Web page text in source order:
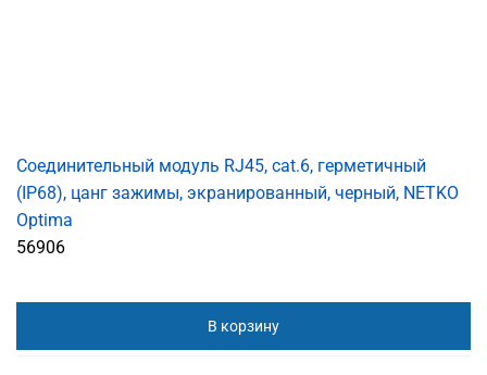
Соединительный модуль RJ45, cat.6, герметичный
(IP68), цанг зажимы, экранированный, черный, NETKO
Optima
56906
В корзину